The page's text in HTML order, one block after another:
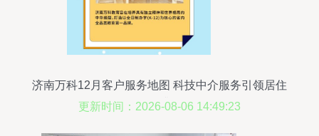
济南万科12月客户服务地图 科技中介服务引领居住
体验升级
更新时间：2026-08-06 14:49:23